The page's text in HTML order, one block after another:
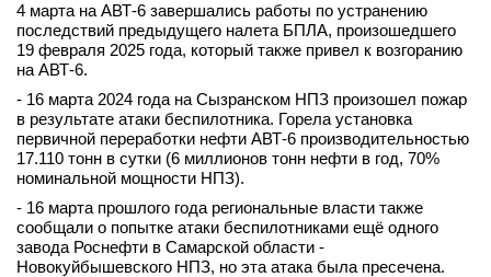
4 марта на АВТ-6 завершались работы по устранению
последствий предыдущего налета БПЛА, произошедшего
19 февраля 2025 года, который также привел к возгоранию
на АВТ-6.
- 16 марта 2024 года на Сызранском НПЗ произошел пожар
в результате атаки беспилотника. Горела установка
первичной переработки нефти АВТ-6 производительностью
17.110 тонн в сутки (6 миллионов тонн нефти в год, 70%
номинальной мощности НПЗ).
- 16 марта прошлого года региональные власти также
сообщали о попытке атаки беспилотниками ещё одного
завода Роснефти в Самарской области -
Новокуйбышевского НПЗ, но эта атака была пресечена.